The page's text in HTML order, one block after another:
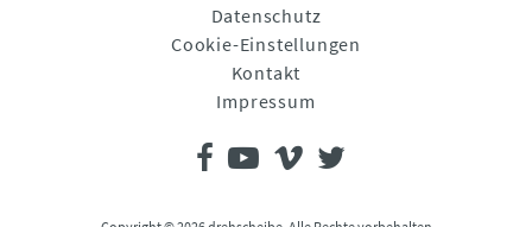
Datenschutz
Cookie-Einstellungen
Kontakt
Impressum